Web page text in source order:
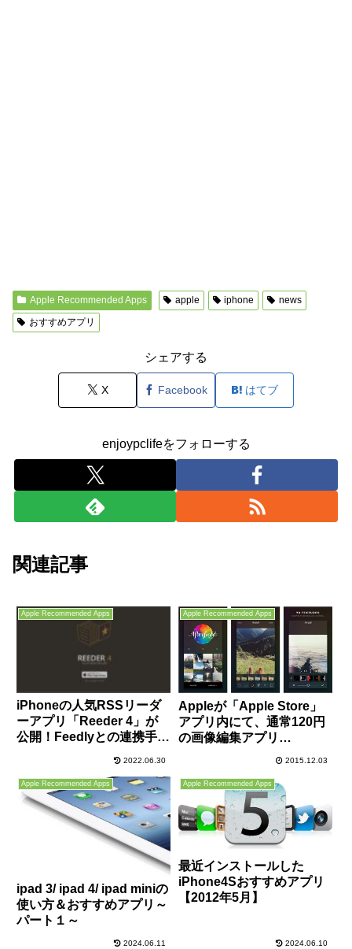
Apple Recommended Apps apple iphone
news
おすすめアプリ
シェアする
X Facebook はてブ
enjoypclifeをフォローする
関連記事
Apple Recommended Apps
iPhoneの人気RSSリーダ
ーアプリ「Reeder 4」が
公開！Feedlyとの連携手順
基本的な使い方を解説！
2022.06.30
Apple Recommended Apps
Appleが「Apple Store」
アプリ内にて、通常120円
の画像編集アプリ
2015.12.03
Apple Recommended Apps
ipad 3/ ipad 4/ ipad miniの
使い方＆おすすめアプリ～
パート１～
2024.06.11
Apple Recommended Apps
最近インストールした
iPhone4Sおすすめアプリ
【2012年5月】
2024.06.10